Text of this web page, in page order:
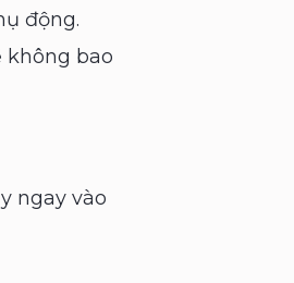
động.
không bao
ngay vào